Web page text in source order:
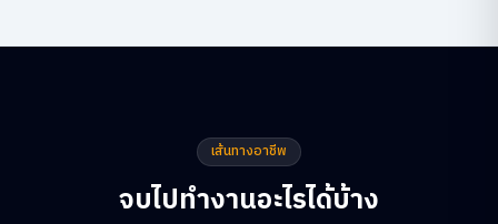
เส้นทางอาชีพ
จบไปทำงานอะไรได้บ้าง